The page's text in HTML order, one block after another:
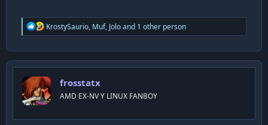
R
e
c
t
o
n
s
KrostySaurio, Muf, Joloand 1 other person
frosstatx
AMD EX-NV Y LINUX FANBOY